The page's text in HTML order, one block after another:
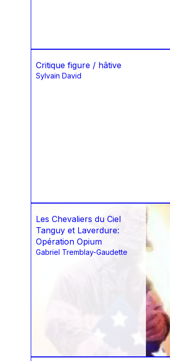
Critique figure / hâtive
Sylvain David
Les Chevaliers du Ciel
Tanguy et Laverdure:
Opération Opium
Gabriel Tremblay-Gaudette